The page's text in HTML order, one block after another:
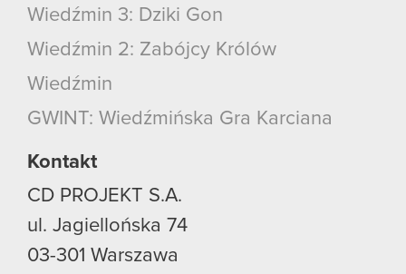
Wiedźmin 3: Dziki Gon
Wiedźmin 2: Zabójcy Królów
Wiedźmin
GWINT: Wiedźmińska Gra Karciana
Kontakt
CD PROJEKT S.A.
ul. Jagiellońska 74
03-301 Warszawa